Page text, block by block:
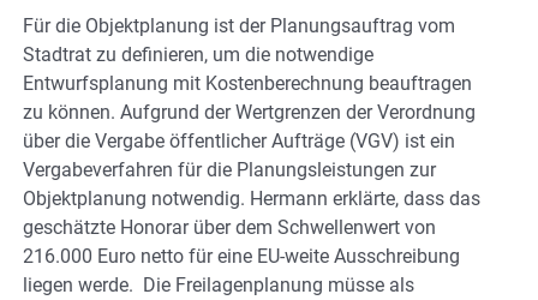
Für die Objektplanung ist der Planungsauftrag vom
Stadtrat zu definieren, um die notwendige
Entwurfsplanung mit Kostenberechnung beauftragen
zu können. Aufgrund der Wertgrenzen der Verordnung
über die Vergabe öffentlicher Aufträge (VGV) ist ein
Vergabeverfahren für die Planungsleistungen zur
Objektplanung notwendig. Hermann erklärte, dass das
geschätzte Honorar über dem Schwellenwert von
216.000 Euro netto für eine EU-weite Ausschreibung
liegen werde. Die Freilagenplanung müsse als